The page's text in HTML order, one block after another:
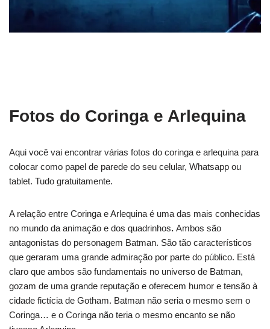
Fotos do Coringa e Arlequina
Aqui você vai encontrar várias fotos do coringa e arlequina para
colocar como papel de parede do seu celular, Whatsapp ou
tablet. Tudo gratuitamente.
A relação entre Coringa e Arlequina é uma das mais conhecidas
no mundo da animação e dos quadrinhos. Ambos são
antagonistas do personagem Batman. São tão característicos
que geraram uma grande admiração por parte do público. Está
claro que ambos são fundamentais no universo de Batman,
gozam de uma grande reputação e oferecem humor e tensão à
cidade fictícia de Gotham. Batman não seria o mesmo sem o
Coringa… e o Coringa não teria o mesmo encanto se não